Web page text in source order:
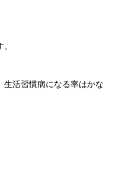
生活習慣病になる率はかな